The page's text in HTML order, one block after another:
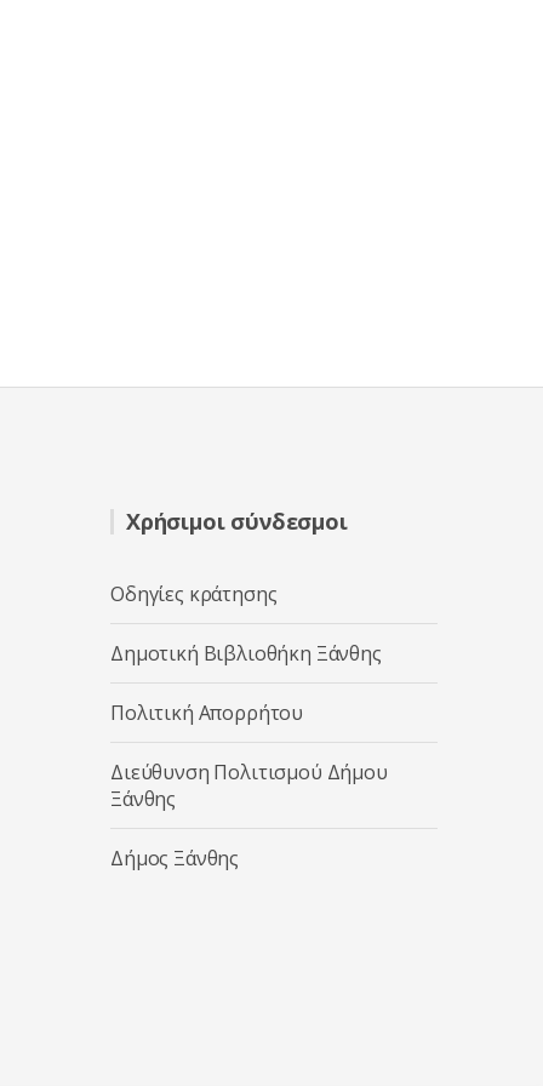
Χρήσιμοι σύνδεσμοι
Οδηγίες κράτησης
Δημοτική Βιβλιοθήκη Ξάνθης
Πολιτική Απορρήτου
Διεύθυνση Πολιτισμού Δήμου
Ξάνθης
Δήμος Ξάνθης